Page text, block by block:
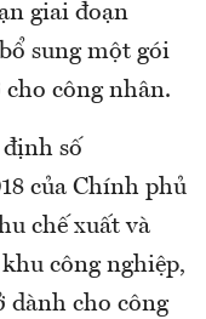
giai đoạn
sung một gói
công nhân.
số
của Chính phủ
chế xuất và
công nghiệp,
dành cho công